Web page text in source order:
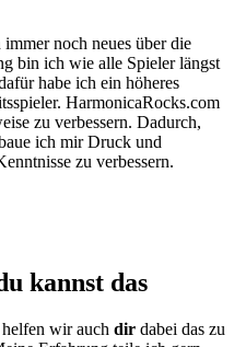
noch neues über die
bin ich wie alle Spieler längst
habe ich ein höheres
HarmonicaRocks.com
zu verbessern. Dadurch,
ich mir Druck und
zu verbessern.
kannst das
wir auch dir dabei das zu